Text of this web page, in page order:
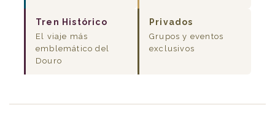
Tren Histórico
El viaje más
emblemático del
Douro
Privados
Grupos y eventos
exclusivos